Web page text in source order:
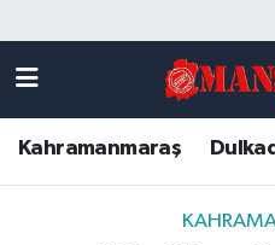
Kahramanmaraş
DULKADİROĞLU
KAHRAMANMARAŞ
Kahramanmaraş
Kahramanmaraş
Kahramanmaraş